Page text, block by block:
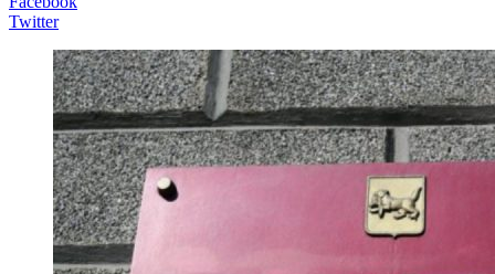
Twitter